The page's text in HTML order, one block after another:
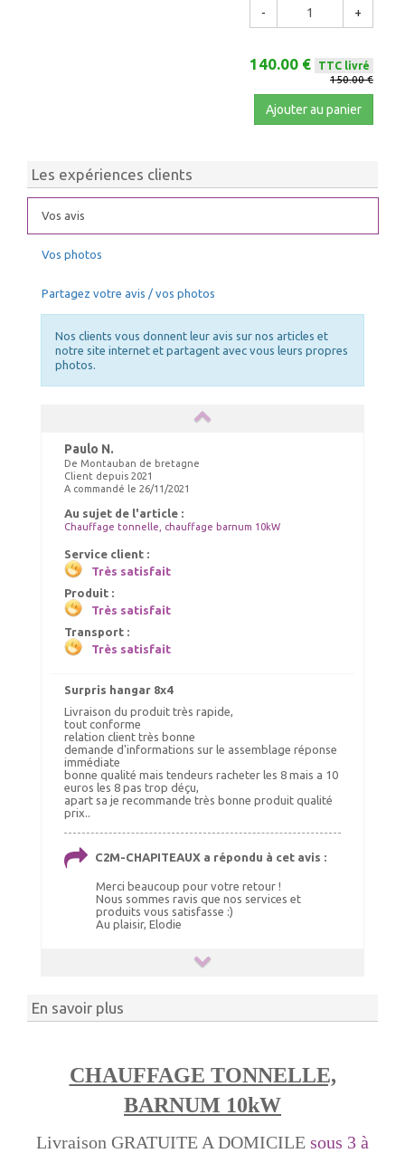
- +
140.00 €
TTC livré
150.00 €
Ajouter au panier
Les expériences clients
Vos avis
Vos photos
Partagez votre avis / vos photos
Nos clients vous donnent leur avis sur nos articles et
notre site internet et partagent avec vous leurs propres
photos.
Paulo N.
De Montauban de bretagne
Client depuis 2021
A commandé le 26/11/2021
Au sujet de l'article :
Chauffage tonnelle, chauffage barnum 10kW
Service client :
Très satisfait
Produit :
Très satisfait
Transport :
Très satisfait
Surpris hangar 8x4
Livraison du produit très rapide,
tout conforme
relation client très bonne
demande d'informations sur le assemblage réponse
immédiate
bonne qualité mais tendeurs racheter les 8 mais a 10
euros les 8 pas trop déçu,
apart sa je recommande très bonne produit qualité
prix..
C2M-CHAPITEAUX a répondu à cet avis :
Merci beaucoup pour votre retour !
Nous sommes ravis que nos services et
produits vous satisfasse :)
Au plaisir, Elodie
En savoir plus
CHAUFFAGE TONNELLE,
BARNUM 10kW
Livraison GRATUITE A DOMICILE sous 3 à